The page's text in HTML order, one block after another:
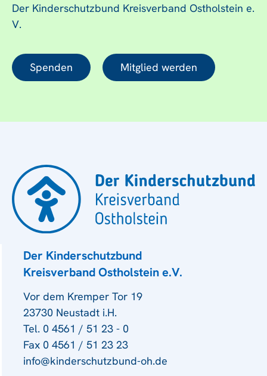
Der Kinderschutzbund Kreisverband Ostholstein e.
V.
Spenden Mitglied werden
Der Kinderschutzbund
Kreisverband Ostholstein e.V.
Vor dem Kremper Tor 19
23730 Neustadt i.H.
Tel. 0 4561 / 51 23 - 0
Fax 0 4561 / 51 23 23
info@kinderschutzbund-oh.de